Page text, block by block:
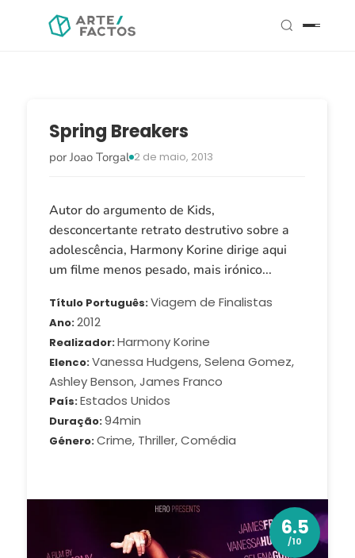
Spring Breakers
por Joao Torgal 2 de maio, 2013
Autor do argumento de Kids,
desconcertante retrato destrutivo sobre a
adolescência, Harmony Korine dirige aqui
um filme menos pesado, mais irónico...
Título Português Viagem de Finalistas
Ano 2012
Realizador Harmony Korine
Elenco Vanessa Hudgens, Selena Gomez,
Ashley Benson, James Franco
País Estados Unidos
Duração 94min
Género Crime, Thriller, Comédia
6.5
/10